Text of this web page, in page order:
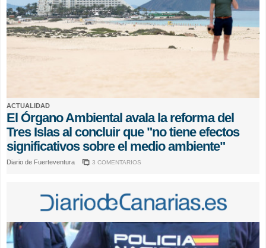
ACTUALIDAD
El Órgano Ambiental avala la reforma del
Tres Islas al concluir que "no tiene efectos
significativos sobre el medio ambiente"
Diario de Fuerteventura 3 COMENTARIOS